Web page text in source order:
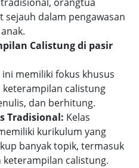
dalam pengawasan
Calistung di pasir
ini memiliki fokus khusus
calistung
dan berhitung.
Tradisional: Kelas
kurikulum yang
banyak topik, termasuk
calistung.